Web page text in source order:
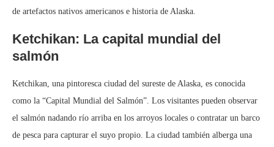
de artefactos nativos americanos e historia de Alaska.
Ketchikan: La capital mundial del
salmón
Ketchikan, una pintoresca ciudad del sureste de Alaska, es conocida
como la “Capital Mundial del Salmón”. Los visitantes pueden observar
el salmón nadando río arriba en los arroyos locales o contratar un barco
de pesca para capturar el suyo propio. La ciudad también alberga una